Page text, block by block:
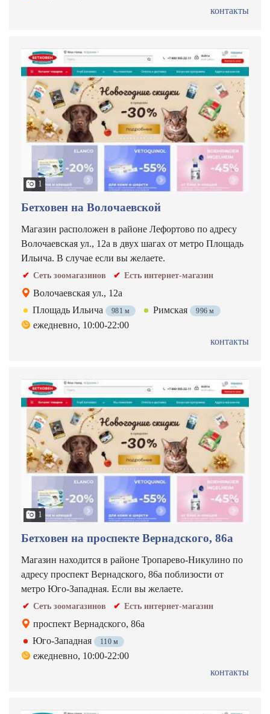
контакты
1
Бетховен на Волочаевской
Магазин расположен в районе Лефортово по адресу
Волочаевская ул., 12а в двух шагах от метро Площадь
Ильича. В случае если вы желаете.
Сеть зоомагазинов Есть интернет-магазин
Волочаевская ул., 12а
Площадь Ильича
981 м Римская 996 м
ежедневно, 10:00-22:00
контакты
1
Бетховен на проспекте Вернадского, 86а
Магазин находится в районе Тропарево-Никулино по
адресу проспект Вернадского, 86а поблизости от
метро Юго-Западная. Если вы желаете.
Сеть зоомагазинов Есть интернет-магазин
проспект Вернадского, 86а
Юго-Западная
110 м
ежедневно, 10:00-22:00
контакты